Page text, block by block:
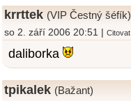
krrttek (VIP Čestný šéfík)
so 2. září 2006 20:51 | Citovat
daliborka
tpikalek (Bažant)